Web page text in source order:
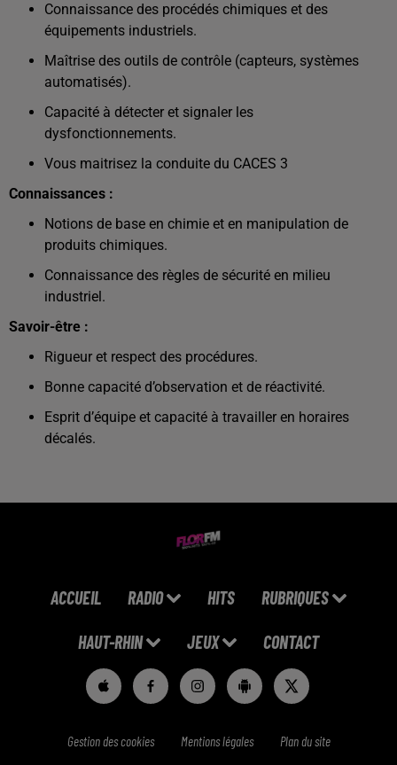
Connaissance des procédés chimiques et des
équipements industriels.
Maîtrise des outils de contrôle (capteurs, systèmes
automatisés).
Capacité à détecter et signaler les
dysfonctionnements.
Vous maitrisez la conduite du CACES 3
Connaissances :
Notions de base en chimie et en manipulation de
produits chimiques.
Connaissance des règles de sécurité en milieu
industriel.
Savoir-être :
Rigueur et respect des procédures.
Bonne capacité d’observation et de réactivité.
Esprit d’équipe et capacité à travailler en horaires
décalés.
ACCUEIL RADIO HITS RUBRIQUES
HAUT-RHIN JEUX CONTACT
Gestion des cookies Mentions légales Plan du site